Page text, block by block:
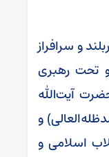
و سرافراز
تحت رهبری
آیت‌الله
و
اسلامی و